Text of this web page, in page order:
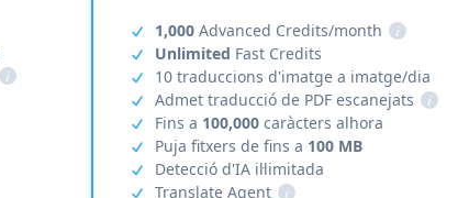
i
1,000 Advanced Credits/month
i
Unlimited Fast Credits
10 traduccions d'imatge a imatge/dia
Admet traducció de PDF escanejats
i
Fins a 100,000 caràcters alhora
Puja fitxers de fins a 100 MB
Detecció d'IA il·limitada
Translate Agent
i